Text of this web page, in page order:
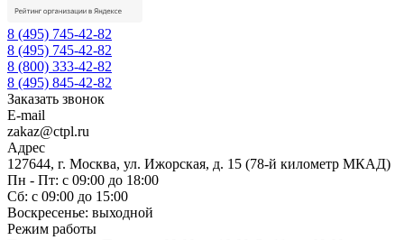
8 (495) 745-42-82
8 (495) 745-42-82
8 (800) 333-42-82
8 (495) 845-42-82
Заказать звонок
E-mail
zakaz@ctpl.ru
Адрес
127644, г. Москва, ул. Ижорская, д. 15 (78-й километр МКАД)
Пн - Пт: с 09:00 до 18:00
Сб: с 09:00 до 15:00
Воскресенье: выходной
Режим работы